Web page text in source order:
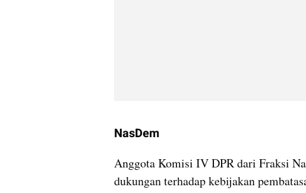
NasDem
Anggota Komisi IV DPR dari Fraksi
dukungan terhadap kebijakan